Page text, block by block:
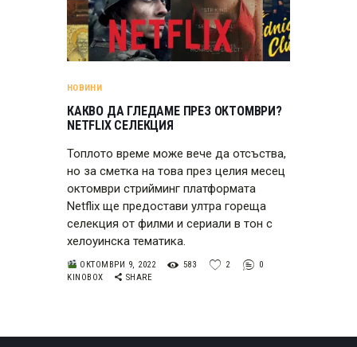
НОВИНИ
КАКВО ДА ГЛЕДАМЕ ПРЕЗ ОКТОМВРИ?
NETFLIX СЕЛЕКЦИЯ
Топлото време може вече да отсъства,
но за сметка на това през целия месец
октомври стрийминг платформата
Netflix ще предостави ултра гореща
селекция от филми и сериали в тон с
хелоуинска тематика.
ОКТОМВРИ 9, 2022 583 2
0
KINOBOX
SHARE